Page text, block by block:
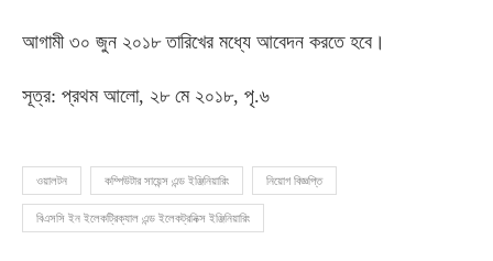
আগামী ৩০ জুন ২০১৮ তারিখের মধ্যে আবেদন করতে হবে।
সূত্র: প্রথম আলো, ২৮ মে ২০১৮, পৃ.৬
ওয়ালটন কম্পিউটার সায়েন্স এন্ড ইঞ্জিনিয়ারিং নিয়োগ বিজ্ঞপ্তি
বিএসসি ইন ইলেকট্রিক্যাল এন্ড ইলেকট্রনিক্স ইঞ্জিনিয়ারিং